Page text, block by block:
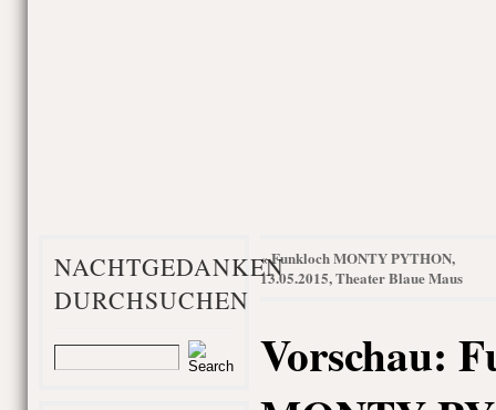
NACHTGEDANKEN
DURCHSUCHEN
«Funkloch MONTY PYTHON,
13.05.2015, Theater Blaue Maus
Vorschau: